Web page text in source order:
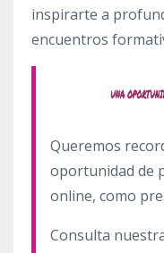
inspirarte a
encuentros
Queremos
oportunidad de
online, como
Consulta